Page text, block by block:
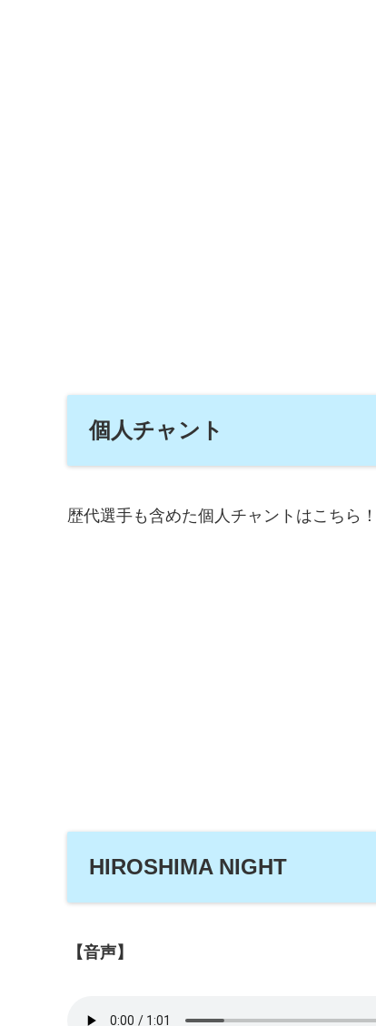
個人チャント
歴代選手も含めた個人チャントはこちら！
HIROSHIMA NIGHT
【音声】